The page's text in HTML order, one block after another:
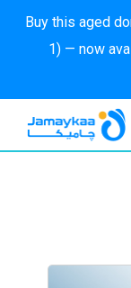
Buy this aged
1) — now